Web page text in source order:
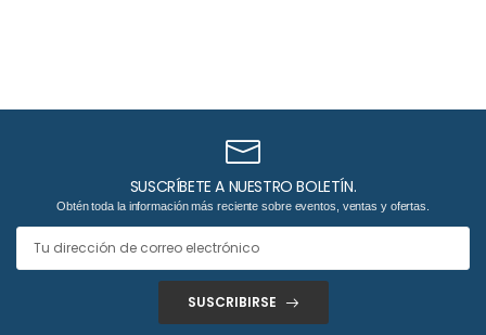
SUSCRÍBETE A NUESTRO BOLETÍN.
Obtén toda la información más reciente sobre eventos, ventas y ofertas.
SUSCRIBIRSE